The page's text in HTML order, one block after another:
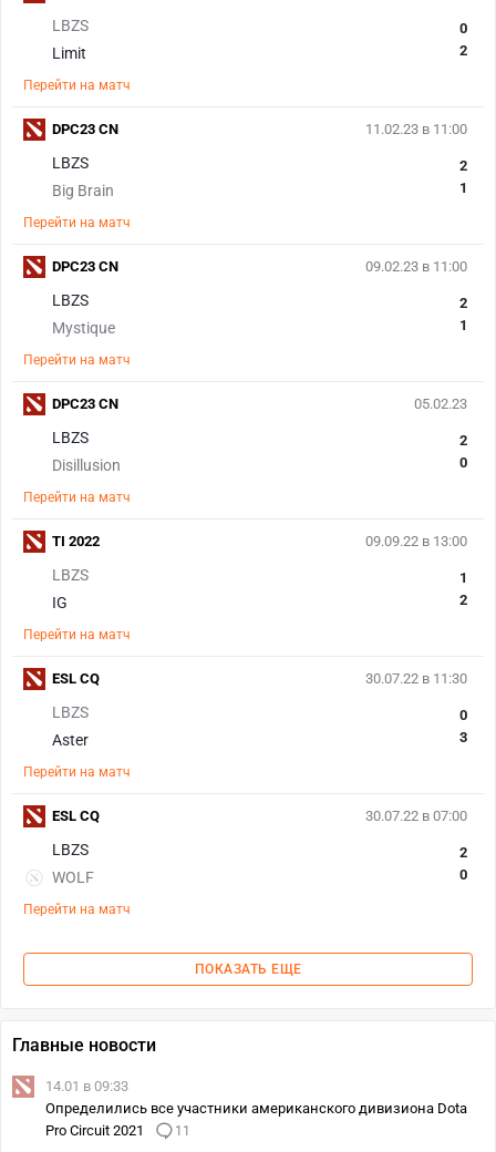
LBZS
Limit
0
2
Перейти на матч
11.02.23 в 11:00
LBZS
Big Brain
2
1
Перейти на матч
DPC23 CN
09.02.23 в 11:00
LBZS
Mystique
2
1
Перейти на матч
DPC23 CN
05.02.23
LBZS
Disillusion
2
0
Перейти на матч
DPC23 CN
09.09.22 в 13:00
LBZS
IG
1
2
Перейти на матч
TI 2022
30.07.22 в 11:30
LBZS
Aster
0
3
Перейти на матч
ESL CQ
30.07.22 в 07:00
LBZS
WOLF
2
0
Перейти на матч
ESL CQ
ПОКАЗАТЬ ЕЩЕ
Главные новости
14.01 в 09:33
Определились все участники американского дивизиона Dota
Pro Circuit 2021
11